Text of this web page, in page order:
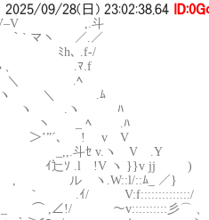
2025/09/28(日) 23:02:38.64
,.斗
ヽ ／.／
ﾐh､ .f-/
ヽ、 .ﾏ.f
.V ＼ .ﾍ
＼ .ﾑ
.ヽ ﾊ
_ ﾍ .ﾊ
、 ! v V
斗ｾ v.ヽ V .Y
.l !V ヽ }}v jj ) できる
歹 , ル ヽ.W::l/::ﾑ_ ／}
ヽ ｀ .ｲ/ V:f::::::::::::::/
..,_ ⌒ ,∠!/ ～v::::::::::彡⌒ 、